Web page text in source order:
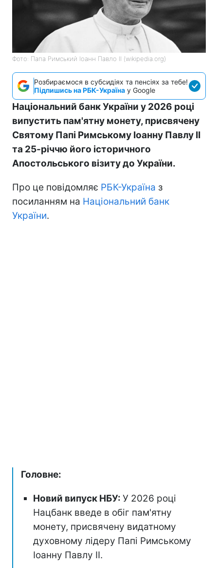
Фото: Папа Римський Іоанн Павло II (wikipedia.org)
Розбираємося в субсидіях та пенсіях за тебе!
Підпишись на РБК-Україна у Google
Національний банк України у 2026 році
випустить пам'ятну монету, присвячену
Святому Папі Римському Іоанну Павлу II
та 25-річчю його історичного
Апостольського візиту до України.
Про це повідомляє РБК-Україна з
посиланням на Національний банк
України.
Головне:
Новий випуск НБУ: У 2026 році
Нацбанк введе в обіг пам'ятну
монету, присвячену видатному
духовному лідеру Папі Римському
Іоанну Павлу II.